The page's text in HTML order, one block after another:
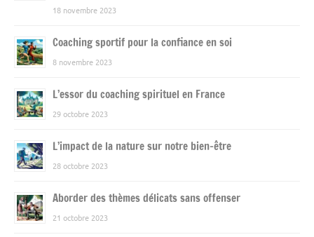
18 novembre 2023
Coaching sportif pour la confiance en soi
8 novembre 2023
L’essor du coaching spirituel en France
29 octobre 2023
L’impact de la nature sur notre bien-être
28 octobre 2023
Aborder des thèmes délicats sans offenser
21 octobre 2023